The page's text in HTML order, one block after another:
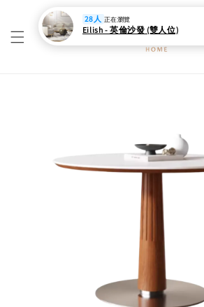
28人 正在瀏覽
Eilish - 英倫沙發 (雙人位)